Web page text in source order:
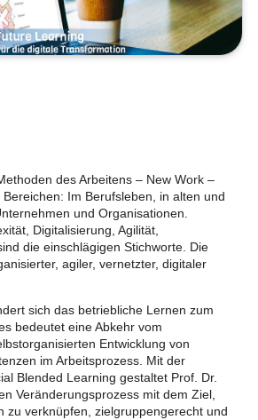
des Arbeitens – New Work –
Im Berufsleben, in alten und
und Organisationen.
Digitalisierung, Agilität,
die einschlägigen Stichworte. Die
agiler, vernetzter, digitaler
sich das betriebliche Lernen zum
bedeutet eine Abkehr vom
Entwicklung von
im Arbeitsprozess. Mit der
Blended Learning gestaltet Prof. Dr.
Veränderungsprozess mit dem Ziel,
zu verknüpfen, zielgruppengerecht und